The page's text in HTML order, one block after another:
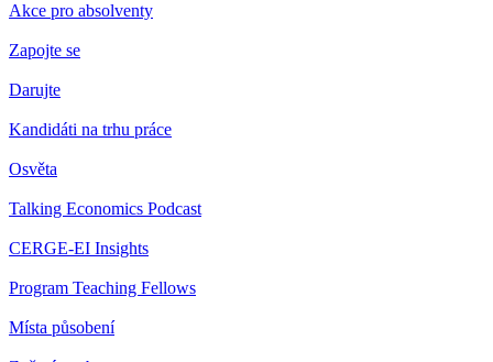
Akce pro absolventy
Zapojte se
Darujte
Kandidáti na trhu práce
Osvěta
Talking Economics Podcast
CERGE-EI Insights
Program Teaching Fellows
Místa působení